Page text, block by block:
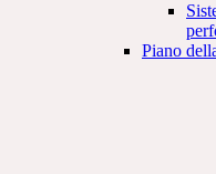
Piano